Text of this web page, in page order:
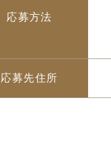
応募方法
応募先住所